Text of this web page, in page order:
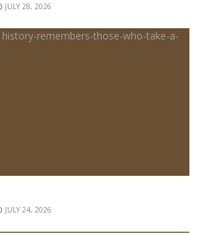
JULY 28, 2026
JULY 24, 2026